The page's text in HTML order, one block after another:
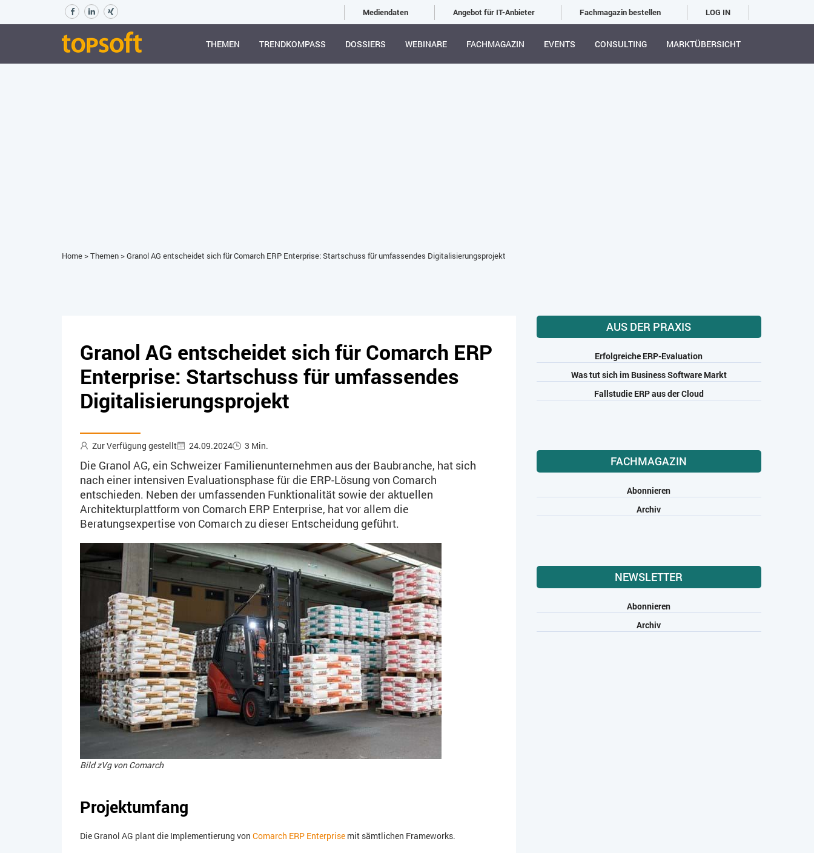
Mediendaten Angebot für IT-Anbieter Fachmagazin bestellen LOG IN
THEMEN TRENDKOMPASS DOSSIERS WEBINARE FACHMAGAZIN EVENTS CONSULTING MARKTÜBERSICHT
Home>Themen>Granol AG entscheidet sich für Comarch ERP Enterprise: Startschuss für umfassendes Digitalisierungsprojekt
Granol AG entscheidet sich für Comarch ERP
Enterprise: Startschuss für umfassendes
Digitalisierungsprojekt
Zur Verfügung gestellt 24.09.2024 3 Min.
Die Granol AG, ein Schweizer Familienunternehmen aus der Baubranche, hat sich
nach einer intensiven Evaluationsphase für die ERP-Lösung von Comarch
entschieden. Neben der umfassenden Funktionalität sowie der aktuellen
Architekturplattform von Comarch ERP Enterprise, hat vor allem die
Beratungsexpertise von Comarch zu dieser Entscheidung geführt.
Bild zVg von Comarch
Projektumfang
Die Granol AG plant die Implementierung von Comarch ERP Enterprise mit sämtlichen Frameworks.
AUS DER PRAXIS
Erfolgreiche ERP-Evaluation
Was tut sich im Business Software Markt
Fallstudie ERP aus der Cloud
FACHMAGAZIN
Abonnieren
Archiv
NEWSLETTER
Abonnieren
Archiv